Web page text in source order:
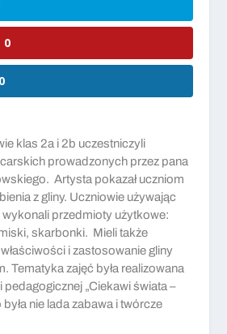
0
0
klas 2a i 2b uczestniczyli
prowadzonych przez pana
Artysta pokazał uczniom
z gliny. Uczniowie używając
wykonali przedmioty użytkowe:
skarbonki. Mieli także
i zastosowanie gliny
Tematyka zajęć była realizowana
„Ciekawi świata –
była nie lada zabawa i twórcze